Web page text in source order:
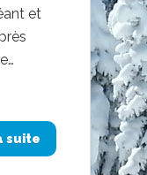
et
suite